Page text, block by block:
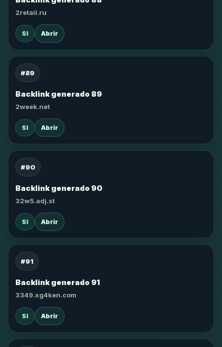
2retail.ru
SI Abrir
#89
Backlink generado 89
2week.net
SI Abrir
#90
Backlink generado 90
32w5.adj.st
SI Abrir
#91
Backlink generado 91
3349.xg4ken.com
SI Abrir